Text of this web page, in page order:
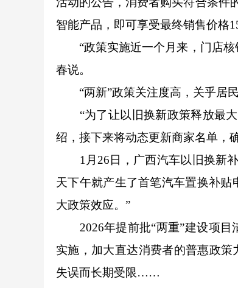
智能产品，即可享受最终销售价格
“政策实施近一个月来，门店核
春说。
“两新”政策关注度高，关乎居民
“为了让以旧换新政策释放最大
绍，接下来将动态更新商家名单，
1月26日，广西汽车以旧换新补
天下午就产生了首笔汽车置换补
大政策效应。”
2026年提前批“两重”建设项目
实施，加大直达消费者的普惠政
失误而长期受限……